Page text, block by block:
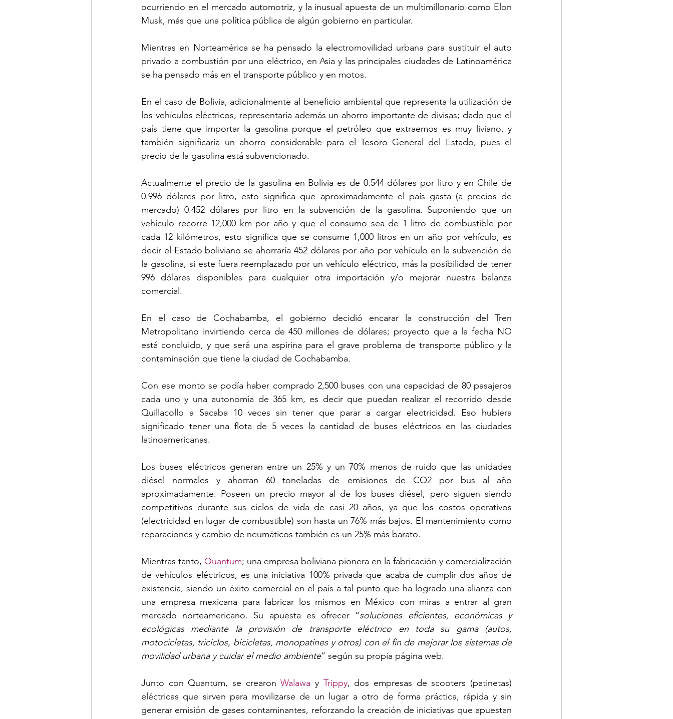
ocurriendo en el mercado automotriz, y la inusual apuesta de un multimillonario como Elon
Musk, más que una política pública de algún gobierno en particular.
Mientras en Norteamérica se ha pensado la electromovilidad urbana para sustituir el auto
privado a combustión por uno eléctrico, en Asia y las principales ciudades de Latinoamérica
se ha pensado más en el transporte público y en motos.
En el caso de Bolivia, adicionalmente al beneficio ambiental que representa la utilización de
los vehículos eléctricos, representaría además un ahorro importante de divisas; dado que el
país tiene que importar la gasolina porque el petróleo que extraemos es muy liviano, y
también significaría un ahorro considerable para el Tesoro General del Estado, pues el
precio de la gasolina está subvencionado.
Actualmente el precio de la gasolina en Bolivia es de 0.544 dólares por litro y en Chile de
0.996 dólares por litro, esto significa que aproximadamente el país gasta (a precios de
mercado) 0.452 dólares por litro en la subvención de la gasolina. Suponiendo que un
vehículo recorre 12,000 km por año y que el consumo sea de 1 litro de combustible por
cada 12 kilómetros, esto significa que se consume 1,000 litros en un año por vehículo, es
decir el Estado boliviano se ahorraría 452 dólares por año por vehículo en la subvención de
la gasolina, si este fuera reemplazado por un vehículo eléctrico, más la posibilidad de tener
996 dólares disponibles para cualquier otra importación y/o mejorar nuestra balanza
comercial.
En el caso de Cochabamba, el gobierno decidió encarar la construcción del Tren
Metropolitano invirtiendo cerca de 450 millones de dólares; proyecto que a la fecha NO
está concluido, y que será una aspirina para el grave problema de transporte público y la
contaminación que tiene la ciudad de Cochabamba.
Con ese monto se podía haber comprado 2,500 buses con una capacidad de 80 pasajeros
cada uno y una autonomía de 365 km, es decir que puedan realizar el recorrido desde
Quillacollo a Sacaba 10 veces sin tener que parar a cargar electricidad. Eso hubiera
significado tener una flota de 5 veces la cantidad de buses eléctricos en las ciudades
latinoamericanas.
Los buses eléctricos generan entre un 25% y un 70% menos de ruido que las unidades
diésel normales y ahorran 60 toneladas de emisiones de CO2 por bus al año
aproximadamente. Poseen un precio mayor al de los buses diésel, pero siguen siendo
competitivos durante sus ciclos de vida de casi 20 años, ya que los costos operativos
(electricidad en lugar de combustible) son hasta un 76% más bajos. El mantenimiento como
reparaciones y cambio de neumáticos también es un 25% más barato.
Mientras tanto, Quantum; una empresa boliviana pionera en la fabricación y comercialización
de vehículos eléctricos, es una iniciativa 100% privada que acaba de cumplir dos años de
existencia, siendo un éxito comercial en el país a tal punto que ha logrado una alianza con
una empresa mexicana para fabricar los mismos en México con miras a entrar al gran
mercado norteamericano. Su apuesta es ofrecer “soluciones eficientes, económicas y
ecológicas mediante la provisión de transporte eléctrico en toda su gama (autos,
motocicletas, triciclos, bicicletas, monopatines y otros) con el fin de mejorar los sistemas de
movilidad urbana y cuidar el medio ambiente” según su propia página web.
Junto con Quantum, se crearon Walawa y Trippy, dos empresas de scooters (patinetas)
eléctricas que sirven para movilizarse de un lugar a otro de forma práctica, rápida y sin
generar emisión de gases contaminantes, reforzando la creación de iniciativas que apuestan